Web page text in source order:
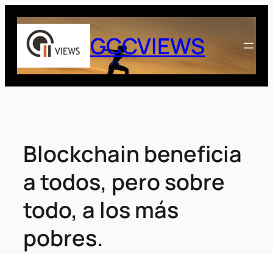
Saltar
contenido
GCCVIEWS
Blockchain beneficia
a todos, pero sobre
todo, a los más
pobres.